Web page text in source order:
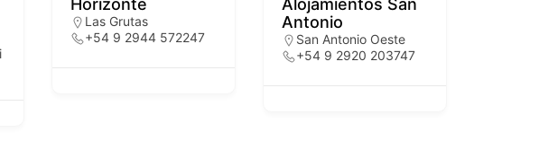
Horizonte
Las Grutas
+54 9 2944 572247
Alojamientos San
Antonio
San Antonio Oeste
+54 9 2920 203747